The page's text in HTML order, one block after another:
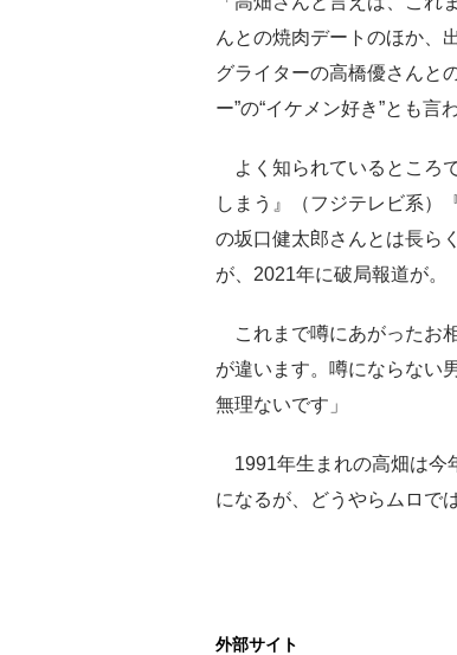
んとの焼肉デートのほか、
グライターの高橋優さんと
ー”の“イケメン好き”とも言
よく知られているところ
しまう』（フジテレビ系）
の坂口健太郎さんとは長ら
が、2021年に破局報道が。
これまで噂にあがったお
が違います。噂にならない
無理ないです」
1991年生まれの高畑は今
になるが、どうやらムロで
外部サイト